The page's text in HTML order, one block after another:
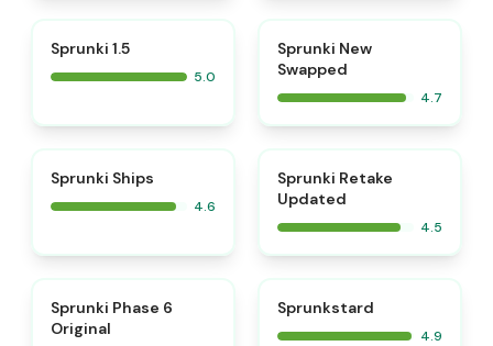
Sprunki 1.5
5.0
Sprunki New
Swapped
4.7
Sprunki Ships
4.6
Sprunki Retake
Updated
4.5
Sprunki Phase 6
Original
Sprunkstard
4.9